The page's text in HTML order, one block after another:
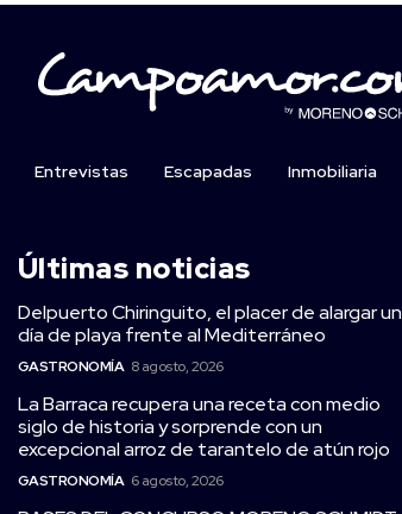
Entrevistas Escapadas Inmobiliaria
Últimas noticias
Delpuerto Chiringuito, el placer de alargar un
día de playa frente al Mediterráneo
GASTRONOMÍA 8 agosto, 2026
La Barraca recupera una receta con medio
siglo de historia y sorprende con un
excepcional arroz de tarantelo de atún rojo
GASTRONOMÍA 6 agosto, 2026